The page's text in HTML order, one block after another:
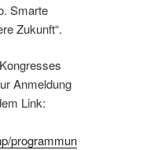
Smarte
Zukunft“.
Anmeldung
Link:
programmun